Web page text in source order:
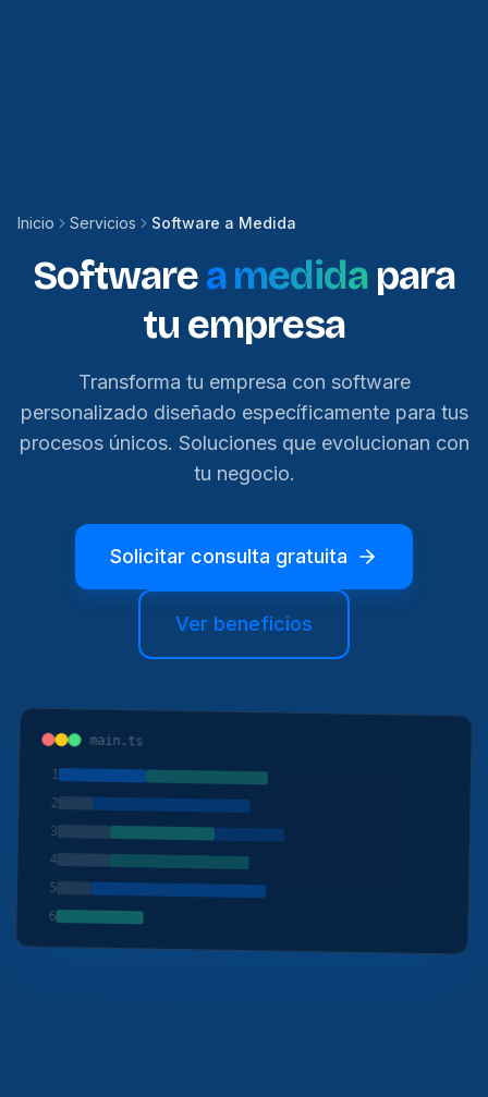
Inicio Servicios Software a Medida
Softwarea medida para
tu empresa
Transforma tu empresa con software
personalizado diseñado específicamente para tus
procesos únicos. Soluciones que evolucionan con
tu negocio.
Solicitar consulta gratuita
Ver beneficios
main.ts
1
2
3
4
5
6